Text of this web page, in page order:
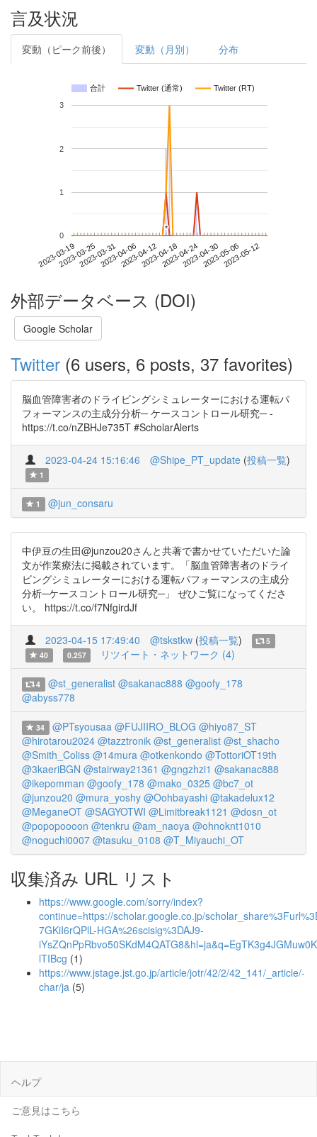
言及状況
変動（ピーク前後） 変動（月別） 分布
合計 Twitter (通常) Twitter (RT)
2023-03-192023-03-252023-03-312023-04-062023-04-122023-04-182023-04-242023-04-302023-05-062023-05-12
0
1
2
3
*
*
外部データベース (DOI)
Google Scholar
Twitter (6 users, 6 posts, 37 favorites)
脳血管障害者のドライビングシミュレーターにおける運転パ
フォーマンスの主成分分析─ ケースコントロール研究─ -
https://t.co/nZBHJe735T #ScholarAlerts
2023-04-24 15:16:46 @Shipe_PT_update (投稿一覧)
1
1 @jun_consaru
中伊豆の生田@junzou20さんと共著で書かせていただいた論
文が作業療法に掲載されています。「脳血管障害者のドライ
ビングシミュレーターにおける運転パフォーマンスの主成分
分析─ケースコントロール研究─」 ぜひご覧になってくださ
い。 https://t.co/f7NfgirdJf
2023-04-15 17:49:40 @tskstkw (投稿一覧)
5
40
0.257 リツイート・ネットワーク (4)
4 @st_generalist @sakanac888 @goofy_178
@abyss778
34 @PTsyousaa @FUJIIRO_BLOG @hiyo87_ST
@hirotarou2024 @tazztronik @st_generalist @st_shacho
@Smith_Coliss @14mura @otkenkondo @TottoriOT19th
@3kaeriBGN @stairway21361 @gngzhzi1 @sakanac888
@ikepomman @goofy_178 @mako_0325 @bc7_ot
@junzou20 @mura_yoshy @Oohbayashi @takadelux12
@MeganeOT @SAGYOTWI @Limitbreak1121 @dosn_ot
@popopoooon @tenkru @am_naoya @ohnoknt1010
@noguchi0007 @tasuku_0108 @T_Miyauchi_OT
収集済み URL リスト
https://www.google.com/sorry/index?
continue=https://scholar.google.co.jp/
7GKiI6rQPlL-HGA%26scisig%3DAJ9-
lTIBcg (1)
https://www.jstage.jst.go.jp/article/jotr/42/2/42_141/_article/-
char/ja (5)
ヘルプ
ご意見はこちら